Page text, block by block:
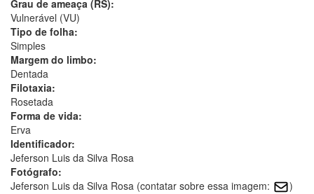
Grau de ameaça (RS):
Vulnerável (VU)
Tipo de folha:
Simples
Margem do limbo:
Dentada
Filotaxia:
Rosetada
Forma de vida:
Erva
Identificador:
Jeferson Luis da Silva Rosa
Fotógrafo:
Jeferson Luis da Silva Rosa (contatar sobre essa imagem:
)